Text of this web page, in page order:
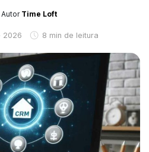
Autor Time Loft
2026 8 min de leitura